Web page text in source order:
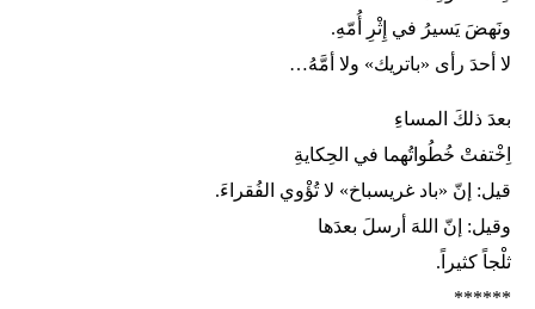
ونَهضَ يَسيرُ في إِثْرِ أُمّهِ.
لا أحدَ رأى «باتريك» ولا أمَّهُ…
بعدَ ذلكَ المساءِ
اِخْتفتْ خُطُواتُهما في الحِكايةِ
قيل: إنّ «باد غريسباخ» لا تُؤْوي الفُقراءَ.
وقيل: إنّ اللهَ أرسلَ بعدَها
ثلْجاً كثيراً.
******